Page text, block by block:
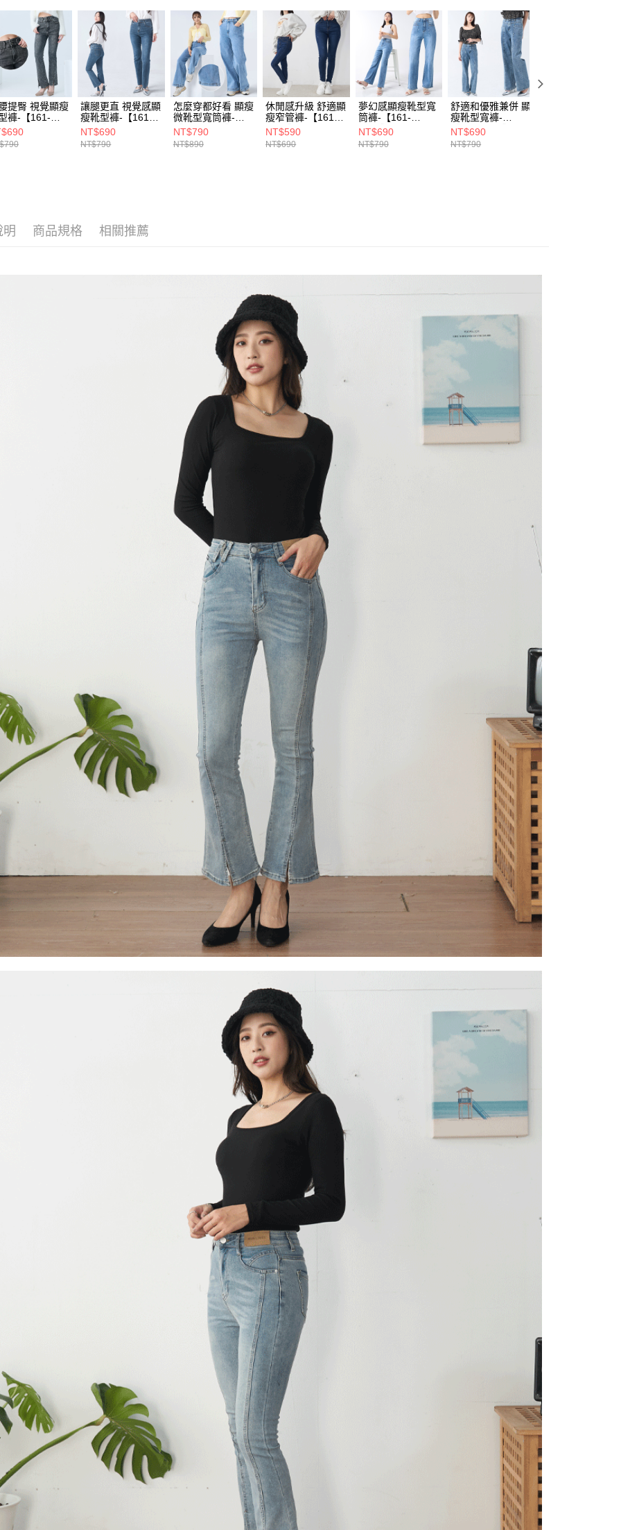
提臀 視覺顯瘦
褲-【161-
】
讓腿更直 視覺感顯
瘦靴型褲-【161-
6946】
NT$690
NT$790
怎麼穿都好看 顯瘦
微靴型寬筒褲-
【161-6910】
NT$790
NT$890
休閒感升級 舒適顯
瘦窄管褲-【161-
6870】
NT$590
NT$690
夢幻感顯瘦靴型寬
筒褲-【161-
6933】
NT$690
NT$790
舒適和優雅兼併 顯
瘦靴型寬褲-
【161-6915】
NT$690
NT$790
明 商品規格 相關推薦